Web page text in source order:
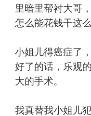
里暗里帮衬大哥
怎么能花钱干这
小姐儿得癌症了
好了的话，乐观
大的手术。
我真替我小姐儿